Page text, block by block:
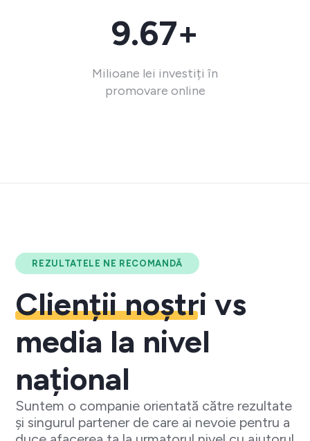
9.67+
Milioane lei investiți în
promovare online
REZULTATELE NE RECOMANDĂ
Clienții noștri vs
media la nivel
național
Suntem o companie orientată către rezultate
și singurul partener de care ai nevoie pentru a